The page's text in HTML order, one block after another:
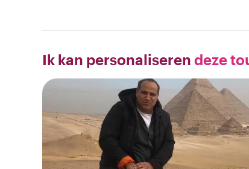
Ik kan personaliseren deze